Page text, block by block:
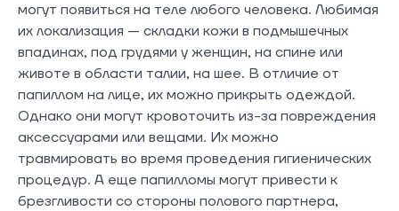
могут появиться на теле любого человека. Любимая
их локализация — складки кожи в подмышечных
впадинах, под грудями у женщин, на спине или
животе в области талии, на шее. В отличие от
папиллом на лице, их можно прикрыть одеждой.
Однако они могут кровоточить из-за повреждения
аксессуарами или вещами. Их можно
травмировать во время проведения гигиенических
процедур. А еще папилломы могут привести к
брезгливости со стороны полового партнера,